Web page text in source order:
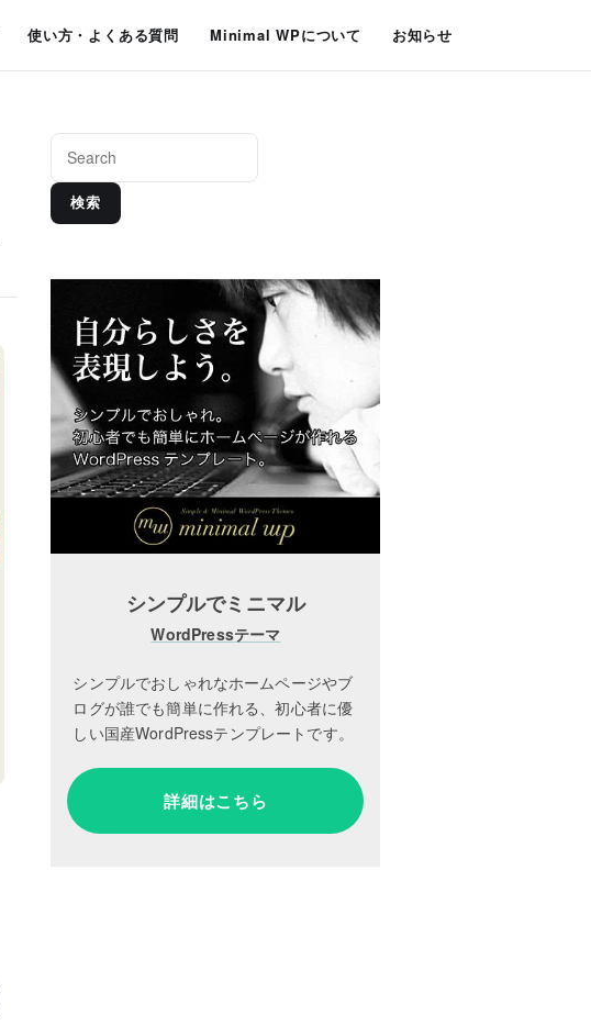
使い方・よくある質問 Minimal WPについて お知らせ
検索
シンプルでミニマル
WordPressテーマ
シンプルでおしゃれなホームページやブ
ログが誰でも簡単に作れる、初心者に優
しい国産WordPressテンプレートです。
詳細はこちら